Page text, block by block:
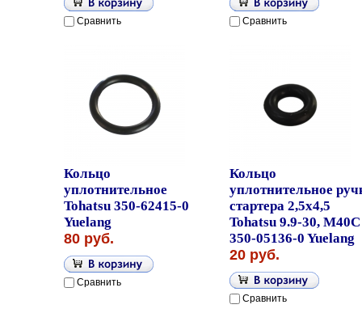
Сравнить Сравнить
Кольцо
уплотнительное
Tohatsu 350-62415-0
Yuelang
80 руб.
Сравнить
Кольцо
уплотнительное
стартера 2,5x4,5
Tohatsu 9.9-30, M40C
350-05136-0 Yuelang
20 руб.
Сравнить